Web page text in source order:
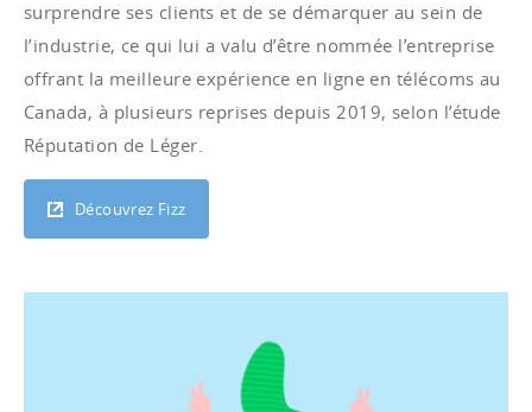
surprendre ses clients et de se démarquer au sein de
l’industrie, ce qui lui a valu d’être nommée l’entreprise
offrant la meilleure expérience en ligne en télécoms au
Canada, à plusieurs reprises depuis 2019, selon l’étude
Réputation de Léger.
Découvrez Fizz